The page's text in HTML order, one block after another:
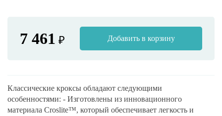
7 461 ₽ Добавить в корзину
Классические кроксы обладают следующими
особенностями: - Изготовлены из инновационного
материала Croslite™, который обеспечивает легкость и